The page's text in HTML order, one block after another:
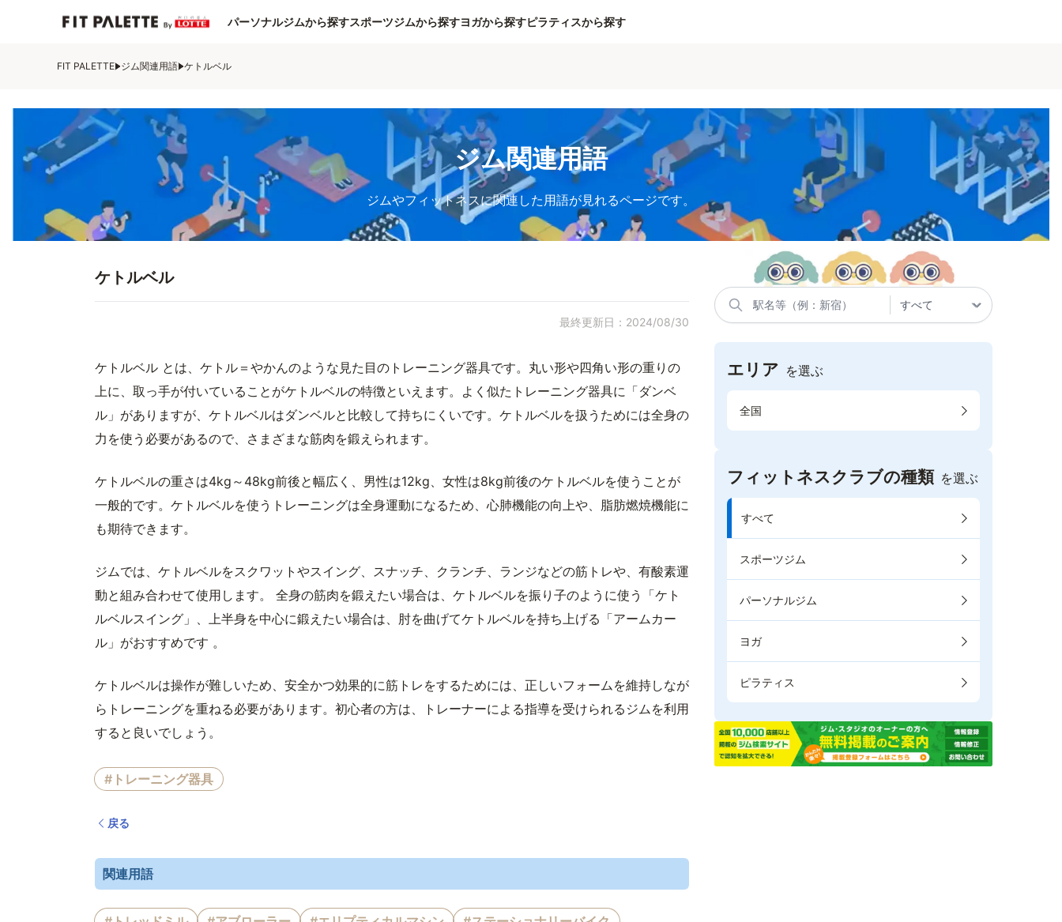
パーソナルジムから探すスポーツジムから探すヨガから探すピラティスから探す
FIT PALETTE ジム関連用語 ケトルベル
ジム関連用語
ジムやフィットネスに関連した用語が見れるページです。
ケトルベル
最終更新日：2024/08/30
ケトルベル とは、ケトル＝やかんのような見た目のトレーニング器具です。丸い形や四角い形の重りの
上に、取っ手が付いていることがケトルベルの特徴といえます。よく似たトレーニング器具に「ダンベ
ル」がありますが、ケトルベルはダンベルと比較して持ちにくいです。ケトルベルを扱うためには全身の
力を使う必要があるので、さまざまな筋肉を鍛えられます。
ケトルベルの重さは4kg～48kg前後と幅広く、男性は12kg、女性は8kg前後のケトルベルを使うことが
一般的です。ケトルベルを使うトレーニングは全身運動になるため、心肺機能の向上や、脂肪燃焼機能に
も期待できます。
ジムでは、ケトルベルをスクワットやスイング、スナッチ、クランチ、ランジなどの筋トレや、有酸素運
動と組み合わせて使用します。 全身の筋肉を鍛えたい場合は、ケトルベルを振り子のように使う「ケト
ルベルスイング」、上半身を中心に鍛えたい場合は、肘を曲げてケトルベルを持ち上げる「アームカー
ル」がおすすめです 。
ケトルベルは操作が難しいため、安全かつ効果的に筋トレをするためには、正しいフォームを維持しなが
らトレーニングを重ねる必要があります。初心者の方は、トレーナーによる指導を受けられるジムを利用
すると良いでしょう。
#トレーニング器具
戻る
関連用語
エリア を選ぶ
全国
フィットネスクラブの種類 を選ぶ
すべて
スポーツジム
パーソナルジム
ヨガ
ピラティス